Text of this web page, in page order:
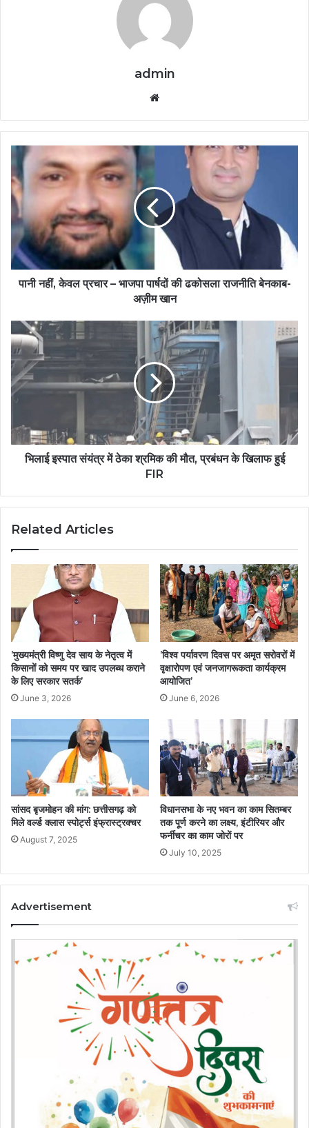
admin
पानी नहीं, केवल प्रचार – भाजपा पार्षदों की ढकोसला राजनीति बेनकाब-
अज़ीम खान
भिलाई इस्पात संयंत्र में ठेका श्रमिक की मौत, प्रबंधन के खिलाफ हुई
FIR
Related Articles
’मुख्यमंत्री विष्णु देव साय के नेतृत्व में
किसानों को समय पर खाद उपलब्ध कराने
के लिए सरकार सतर्क’
June 3, 2026
’विश्व पर्यावरण दिवस पर अमृत सरोवरों में
वृक्षारोपण एवं जनजागरूकता कार्यक्रम
आयोजित’
June 6, 2026
सांसद बृजमोहन की मांग: छत्तीसगढ़ को
मिले वर्ल्ड क्लास स्पोर्ट्स इंफ्रास्ट्रक्चर
August 7, 2025
विधानसभा के नए भवन का काम सितम्बर
तक पूर्ण करने का लक्ष्य, इंटीरियर और
फर्नीचर का काम जोरों पर
July 10, 2025
Advertisement